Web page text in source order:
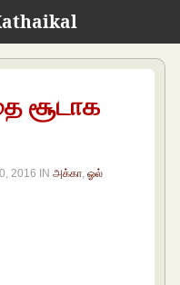
சூடாக
2016 INஅக்கா ,ஓல்